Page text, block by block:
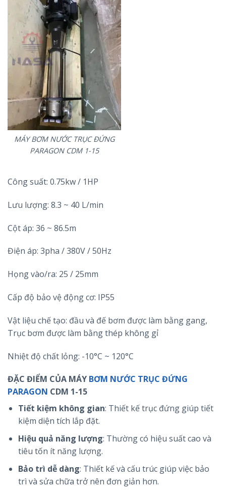
MÁY BƠM NƯỚC TRỤC ĐỨNG
PARAGON CDM 1-15
Công suất: 0.75kw / 1HP
Lưu lượng: 8.3 ~ 40 L/min
Cột áp: 36 ~ 86.5m
Điện áp: 3pha / 380V / 50Hz
Họng vào/ra: 25 / 25mm
Cấp độ bảo vệ động cơ: IP55
Vật liệu chế tạo: đầu và đế bơm được làm bằng gang,
Trục bơm được làm bằng thép không gỉ
Nhiệt độ chất lỏng: -10°C ~ 120°C
ĐẶC ĐIỂM CỦA MÁY BƠM NƯỚC TRỤC ĐỨNG
PARAGON CDM 1-15
Tiết kiệm không gian: Thiết kế trục đứng giúp tiết
kiệm diện tích lắp đặt.
Hiệu quả năng lượng: Thường có hiệu suất cao và
tiêu tốn ít năng lượng.
Bảo trì dễ dàng: Thiết kế và cấu trúc giúp việc bảo
trì và sửa chữa trở nên đơn giản hơn.